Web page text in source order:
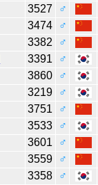
3527
♂
3474
♂
3382
♂
3391
♂
3860
♂
3219
♂
3751
♂
3533
♂
3601
♂
3559
♂
3358
♂